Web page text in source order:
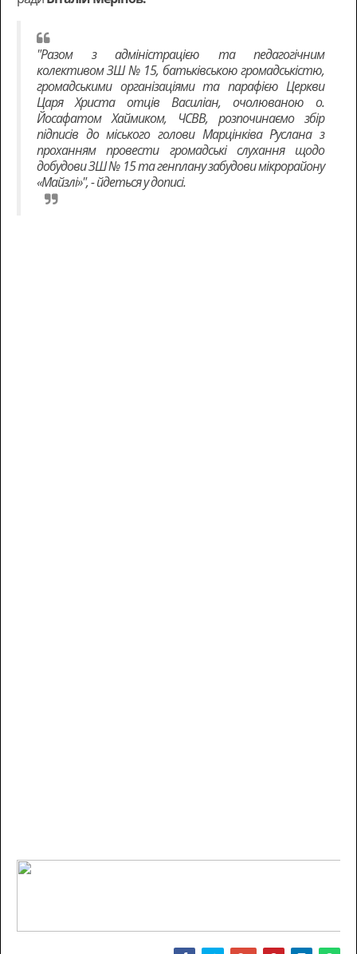
"Разом з адміністрацією та педагогічним
колективом ЗШ № 15, батьківською громадськістю,
громадськими організаціями та парафією Церкви
Царя Христа отців Василіан, очолюваною о.
Йосафатом Хаймиком, ЧСВВ, розпочинаємо збір
підписів до міського голови Марцінківа Руслана з
проханням провести громадські слухання щодо
добудови ЗШ № 15 та генплану забудови мікрорайону
«Майзлі»", - йдеться у дописі.